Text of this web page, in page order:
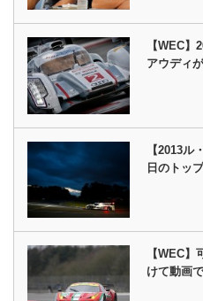
【WEC
アウディ
【2013ル
日のトッ
【WEC
けて動画